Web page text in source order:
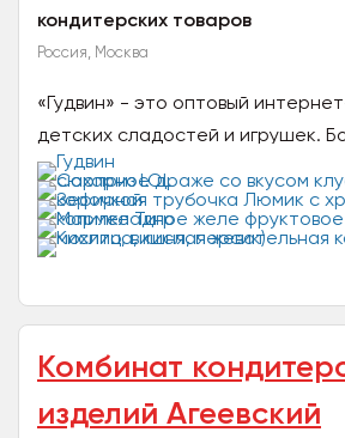
кондитерских товаров
Россия, Москва
«Гудвин» - это оптовый
детских сладостей и игрушек.
наименований детских товаров
зоны для вашего бизнеса...
Комбинат
изделий Агеевский